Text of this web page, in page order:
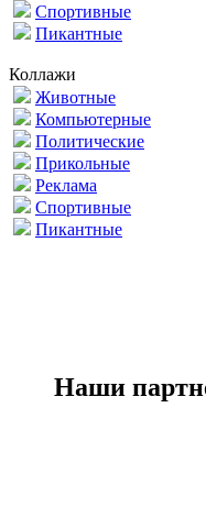
Спортивные
Пикантные
Коллажи
Животные
Компьютерные
Политические
Прикольные
Реклама
Спортивные
Пикантные
Наши